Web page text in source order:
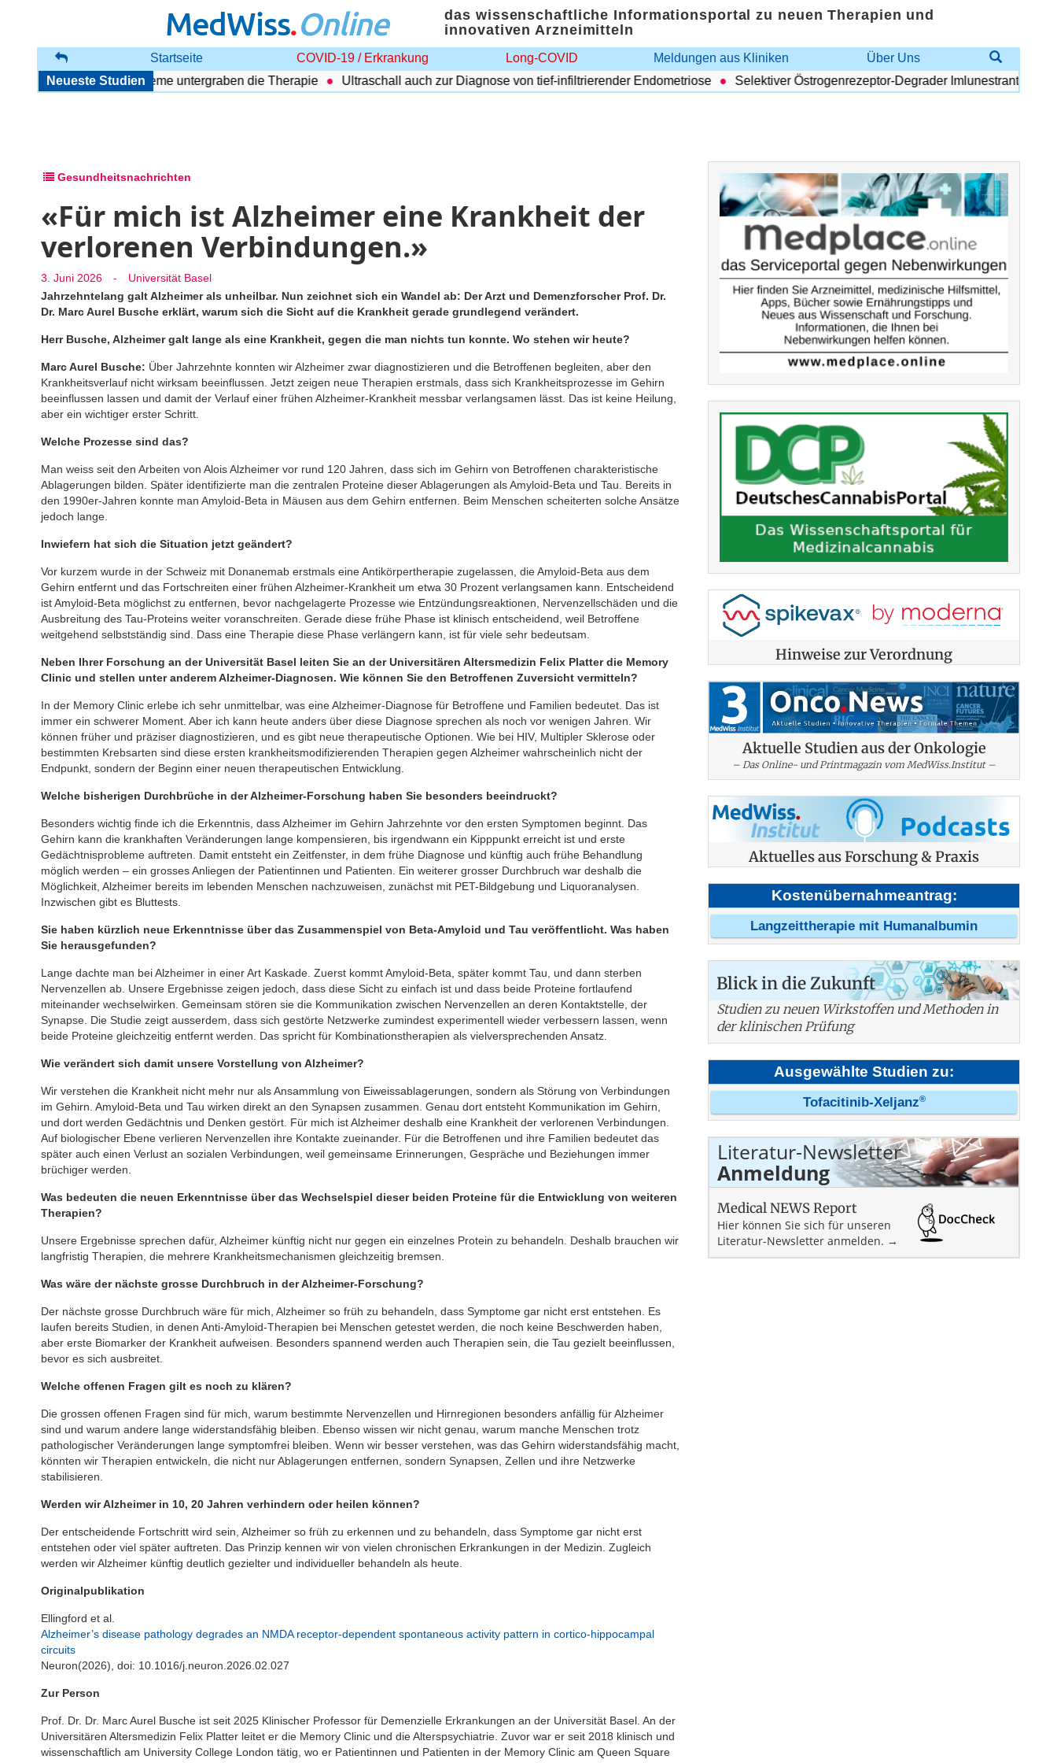
MedWiss.Online
das wissenschaftliche Informationsportal zu neuen Therapien und
innovativen Arzneimitteln
Startseite COVID-19 / Erkrankung Long-COVID Meldungen aus Kliniken
Über Uns
Neueste Studien
Begleitende Probleme untergraben die Therapie Ultraschall auch zur Diagnose von tief-infiltrierender Endometriose Selektiver Östrogenrezeptor-Degrader Imlunestrant:
Gesundheitsnachrichten
«Für mich ist Alzheimer eine Krankheit der
verlorenen Verbindungen.»
3. Juni 2026 -
Universität Basel
Jahrzehntelang galt Alzheimer als unheilbar. Nun zeichnet sich ein Wandel ab: Der Arzt und Demenzforscher Prof. Dr.
Dr. Marc Aurel Busche erklärt, warum sich die Sicht auf die Krankheit gerade grundlegend verändert.
Herr Busche, Alzheimer galt lange als eine Krankheit, gegen die man nichts tun konnte. Wo stehen wir heute?
Marc Aurel Busche: Über Jahrzehnte konnten wir Alzheimer zwar diagnostizieren und die Betroffenen begleiten, aber den
Krankheitsverlauf nicht wirksam beeinflussen. Jetzt zeigen neue Therapien erstmals, dass sich Krankheitsprozesse im Gehirn
beeinflussen lassen und damit der Verlauf einer frühen Alzheimer-Krankheit messbar verlangsamen lässt. Das ist keine Heilung,
aber ein wichtiger erster Schritt.
Welche Prozesse sind das?
Man weiss seit den Arbeiten von Alois Alzheimer vor rund 120 Jahren, dass sich im Gehirn von Betroffenen charakteristische
Ablagerungen bilden. Später identifizierte man die zentralen Proteine dieser Ablagerungen als Amyloid-Beta und Tau. Bereits in
den 1990er-Jahren konnte man Amyloid-Beta in Mäusen aus dem Gehirn entfernen. Beim Menschen scheiterten solche Ansätze
jedoch lange.
Inwiefern hat sich die Situation jetzt geändert?
Vor kurzem wurde in der Schweiz mit Donanemab erstmals eine Antikörpertherapie zugelassen, die Amyloid-Beta aus dem
Gehirn entfernt und das Fortschreiten einer frühen Alzheimer-Krankheit um etwa 30 Prozent verlangsamen kann. Entscheidend
ist Amyloid-Beta möglichst zu entfernen, bevor nachgelagerte Prozesse wie Entzündungsreaktionen, Nervenzellschäden und die
Ausbreitung des Tau-Proteins weiter voranschreiten. Gerade diese frühe Phase ist klinisch entscheidend, weil Betroffene
weitgehend selbstständig sind. Dass eine Therapie diese Phase verlängern kann, ist für viele sehr bedeutsam.
Neben Ihrer Forschung an der Universität Basel leiten Sie an der Universitären Altersmedizin Felix Platter die Memory
Clinic und stellen unter anderem Alzheimer-Diagnosen. Wie können Sie den Betroffenen Zuversicht vermitteln?
In der Memory Clinic erlebe ich sehr unmittelbar, was eine Alzheimer-Diagnose für Betroffene und Familien bedeutet. Das ist
immer ein schwerer Moment. Aber ich kann heute anders über diese Diagnose sprechen als noch vor wenigen Jahren. Wir
können früher und präziser diagnostizieren, und es gibt neue therapeutische Optionen. Wie bei HIV, Multipler Sklerose oder
bestimmten Krebsarten sind diese ersten krankheitsmodifizierenden Therapien gegen Alzheimer wahrscheinlich nicht der
Endpunkt, sondern der Beginn einer neuen therapeutischen Entwicklung.
Welche bisherigen Durchbrüche in der Alzheimer-Forschung haben Sie besonders beeindruckt?
Besonders wichtig finde ich die Erkenntnis, dass Alzheimer im Gehirn Jahrzehnte vor den ersten Symptomen beginnt. Das
Gehirn kann die krankhaften Veränderungen lange kompensieren, bis irgendwann ein Kipppunkt erreicht ist und erste
Gedächtnisprobleme auftreten. Damit entsteht ein Zeitfenster, in dem frühe Diagnose und künftig auch frühe Behandlung
möglich werden – ein grosses Anliegen der Patientinnen und Patienten. Ein weiterer grosser Durchbruch war deshalb die
Möglichkeit, Alzheimer bereits im lebenden Menschen nachzuweisen, zunächst mit PET-Bildgebung und Liquoranalysen.
Inzwischen gibt es Bluttests.
Sie haben kürzlich neue Erkenntnisse über das Zusammenspiel von Beta-Amyloid und Tau veröffentlicht. Was haben
Sie herausgefunden?
Lange dachte man bei Alzheimer in einer Art Kaskade. Zuerst kommt Amyloid-Beta, später kommt Tau, und dann sterben
Nervenzellen ab. Unsere Ergebnisse zeigen jedoch, dass diese Sicht zu einfach ist und dass beide Proteine fortlaufend
miteinander wechselwirken. Gemeinsam stören sie die Kommunikation zwischen Nervenzellen an deren Kontaktstelle, der
Synapse. Die Studie zeigt ausserdem, dass sich gestörte Netzwerke zumindest experimentell wieder verbessern lassen, wenn
beide Proteine gleichzeitig entfernt werden. Das spricht für Kombinationstherapien als vielversprechenden Ansatz.
Wie verändert sich damit unsere Vorstellung von Alzheimer?
Wir verstehen die Krankheit nicht mehr nur als Ansammlung von Eiweissablagerungen, sondern als Störung von Verbindungen
im Gehirn. Amyloid-Beta und Tau wirken direkt an den Synapsen zusammen. Genau dort entsteht Kommunikation im Gehirn,
und dort werden Gedächtnis und Denken gestört. Für mich ist Alzheimer deshalb eine Krankheit der verlorenen Verbindungen.
Auf biologischer Ebene verlieren Nervenzellen ihre Kontakte zueinander. Für die Betroffenen und ihre Familien bedeutet das
später auch einen Verlust an sozialen Verbindungen, weil gemeinsame Erinnerungen, Gespräche und Beziehungen immer
brüchiger werden.
Was bedeuten die neuen Erkenntnisse über das Wechselspiel dieser beiden Proteine für die Entwicklung von weiteren
Therapien?
Unsere Ergebnisse sprechen dafür, Alzheimer künftig nicht nur gegen ein einzelnes Protein zu behandeln. Deshalb brauchen wir
langfristig Therapien, die mehrere Krankheitsmechanismen gleichzeitig bremsen.
Was wäre der nächste grosse Durchbruch in der Alzheimer-Forschung?
Der nächste grosse Durchbruch wäre für mich, Alzheimer so früh zu behandeln, dass Symptome gar nicht erst entstehen. Es
laufen bereits Studien, in denen Anti-Amyloid-Therapien bei Menschen getestet werden, die noch keine Beschwerden haben,
aber erste Biomarker der Krankheit aufweisen. Besonders spannend werden auch Therapien sein, die Tau gezielt beeinflussen,
bevor es sich ausbreitet.
Welche offenen Fragen gilt es noch zu klären?
Die grossen offenen Fragen sind für mich, warum bestimmte Nervenzellen und Hirnregionen besonders anfällig für Alzheimer
sind und warum andere lange widerstandsfähig bleiben. Ebenso wissen wir nicht genau, warum manche Menschen trotz
pathologischer Veränderungen lange symptomfrei bleiben. Wenn wir besser verstehen, was das Gehirn widerstandsfähig macht,
könnten wir Therapien entwickeln, die nicht nur Ablagerungen entfernen, sondern Synapsen, Zellen und ihre Netzwerke
stabilisieren.
Werden wir Alzheimer in 10, 20 Jahren verhindern oder heilen können?
Der entscheidende Fortschritt wird sein, Alzheimer so früh zu erkennen und zu behandeln, dass Symptome gar nicht erst
entstehen oder viel später auftreten. Das Prinzip kennen wir von vielen chronischen Erkrankungen in der Medizin. Zugleich
werden wir Alzheimer künftig deutlich gezielter und individueller behandeln als heute.
Originalpublikation
Ellingford et al.
Alzheimer’s disease pathology degrades an NMDA receptor-dependent spontaneous activity pattern in cortico-hippocampal
circuits
Neuron(2026), doi: 10.1016/j.neuron.2026.02.027
Zur Person
Prof. Dr. Dr. Marc Aurel Busche ist seit 2025 Klinischer Professor für Demenzielle Erkrankungen an der Universität Basel. An der
Universitären Altersmedizin Felix Platter leitet er die Memory Clinic und die Alterspsychiatrie. Zuvor war er seit 2018 klinisch und
wissenschaftlich am University College London tätig, wo er Patientinnen und Patienten in der Memory Clinic am Queen Square
Hinweise zur Verordnung
Aktuelle Studien aus der Onkologie
– Das Online- und Printmagazin vom MedWiss.Institut –
Aktuelles aus Forschung & Praxis
Kostenübernahmeantrag:
Langzeittherapie mit Humanalbumin
Blick in die Zukunft
Studien zu neuen Wirkstoffen und Methoden in
der klinischen Prüfung
Ausgewählte Studien zu:
Tofacitinib-Xeljanz®
Literatur-Newsletter
Anmeldung
Medical NEWS Report
Hier können Sie sich für unseren
Literatur-Newsletter anmelden. →